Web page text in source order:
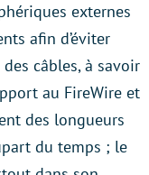
externes
afin d’éviter
câbles, à savoir
au FireWire et
des longueurs
du temps ; le